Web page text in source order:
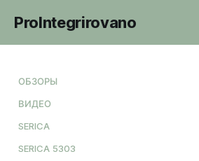
ProIntegrirovano
ОБЗОРЫ
ВИДЕО
SERICA
SERICA 5303